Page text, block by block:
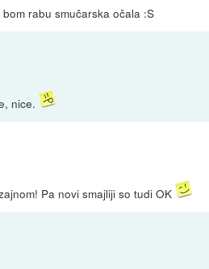
rabu smučarska očala :S
nice.
Pa novi smajliji so tudi OK